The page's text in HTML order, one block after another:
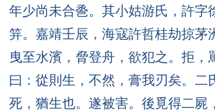
年少尚未合巹。其小姑游氏，許字
笄。嘉靖壬辰，海寇許哲桂劫掠茅
曳至水濱，脅登舟，欲犯之。拒，
曰：從則生，不然，膏我刃矣。二
死，猶生也。遂被害。後覓得二屍